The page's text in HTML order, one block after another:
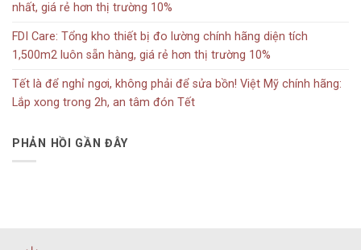
nhất, giá rẻ hơn thị trường 10%
FDI Care: Tổng kho thiết bị đo lường chính hãng diện tích
1,500m2 luôn sẵn hàng, giá rẻ hơn thị trường 10%
Tết là để nghỉ ngơi, không phải để sửa bồn! Việt Mỹ chính hãng:
Lắp xong trong 2h, an tâm đón Tết
PHẢN HỒI GẦN ĐÂY